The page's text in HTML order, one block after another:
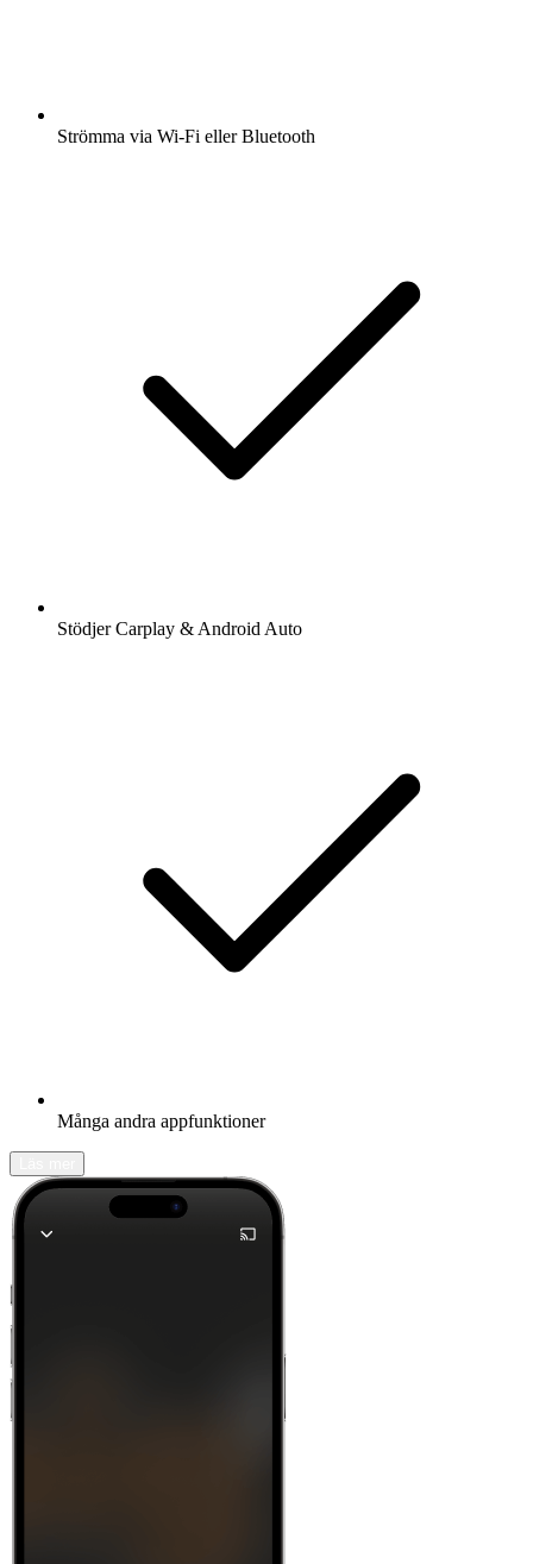
Strömma via Wi-Fi eller Bluetooth
Stödjer Carplay & Android Auto
Många andra appfunktioner